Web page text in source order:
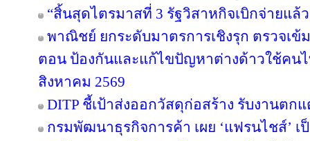
“สิ้นสุดไตรมาสที่ 3 รัฐวิสาหกิจเบิกจ่ายแล้
พาณิชย์ ยกระดับมาตรการเชิงรุก ตรวจเ
ตอน ป้องกันและแก้ไขปัญหาต่างด้าวใช้คนไ
สิงหาคม 2569
DITP ชี้เป้าส่งออกวัสดุก่อสร้าง รับงานตก
กรมพัฒนาธุรกิจการค้า เผย ‘แฟรนไชส์’